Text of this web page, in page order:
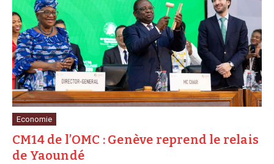
Economie
CM14 de l’OMC : Genève reprend le relais
de Yaoundé